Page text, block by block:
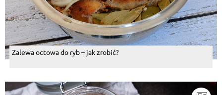
Zalewa octowa do ryb – jak zrobić?